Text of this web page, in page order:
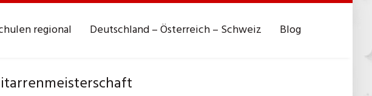
regional Deutschland – Österreich – Schweiz Blog